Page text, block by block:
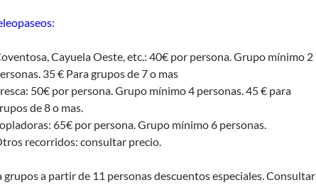
Cayuela Oeste, etc.: 40€ por persona. Grupo mínimo 2
35 € Para grupos de 7 o mas
50€ por persona. Grupo mínimo 4 personas. 45 € para
de 8 o mas.
65€ por persona. Grupo mínimo 6 personas.
recorridos: consultar precio.
grupos a partir de 11 personas descuentos especiales. Consultar